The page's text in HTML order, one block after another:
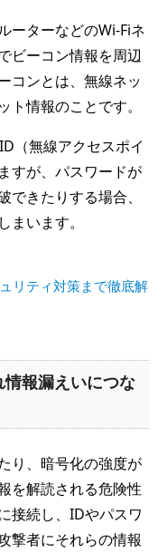
ーターなどのWi-Fiネ
ビーコン情報を周辺
コンとは、無線ネッ
ト情報のことです。
（無線アクセスポイ
すが、パスワードが
きたりする場合、
います。
リティ対策まで徹底解
報漏えいにつな
り、暗号化の強度が
を解読される危険性
接続し、IDやパスワ
撃者にそれらの情報